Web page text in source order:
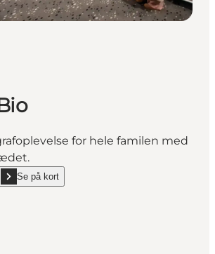
for hele familen med
Bio"
Se på kort
show Haarby Bio on_map